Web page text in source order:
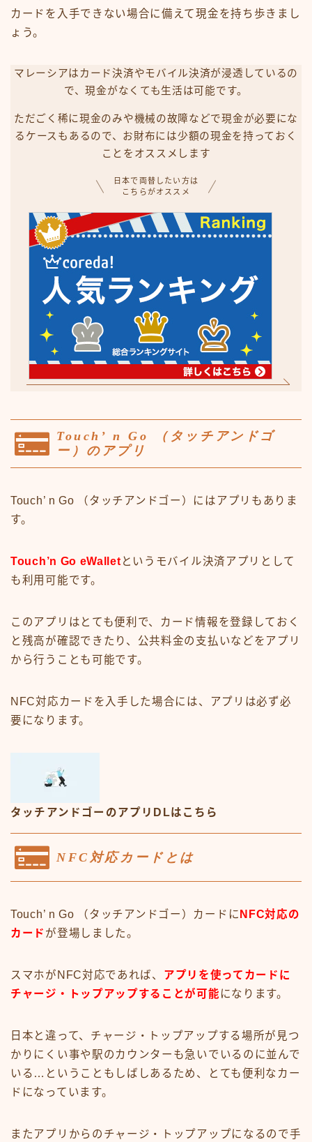
カードを入手できない場合に備えて現金を持ち歩きまし
ょう。
マレーシアはカード決済やモバイル決済が浸透しているの
で、現金がなくても生活は可能です。
ただごく稀に現金のみや機械の故障などで現金が必要にな
るケースもあるので、お財布には少額の現金を持っておく
ことをオススメします
日本で両替したい方は
こちらがオススメ
Touch’ n Go （タッチアンドゴ
ー）のアプリ
Touch’ n Go （タッチアンドゴー）にはアプリもありま
す。
Touch’n Go eWallet というモバイル決済アプリとして
も利用可能です。
このアプリはとても便利で、カード情報を登録しておく
と残高が確認できたり、公共料金の支払いなどをアプリ
から行うことも可能です。
NFC対応カードを入手した場合には、アプリは必ず必
要になります。
タッチアンドゴーのアプリDLはこちら
NFC対応カードとは
Touch’ n Go （タッチアンドゴー）カードに NFC対応の
カード が登場しました。
スマホがNFC対応であれば、 アプリを使ってカードに
チャージ・トップアップすることが可能 になります。
日本と違って、チャージ・トップアップする場所が見つ
かりにくい事や駅のカウンターも急いでいるのに並んで
いる…ということもしばしあるため、とても便利なカー
ドになっています。
またアプリからのチャージ・トップアップになるので手